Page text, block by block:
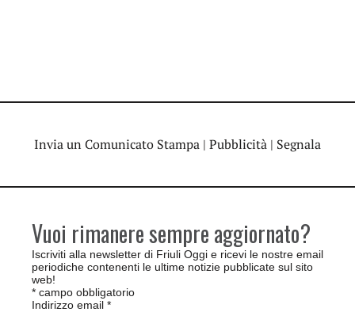
Invia un Comunicato Stampa | Pubblicità | Segnala
Vuoi rimanere sempre aggiornato?
Iscriviti alla newsletter di Friuli Oggi e ricevi le nostre email
periodiche contenenti le ultime notizie pubblicate sul sito
web!
* campo obbligatorio
Indirizzo email *